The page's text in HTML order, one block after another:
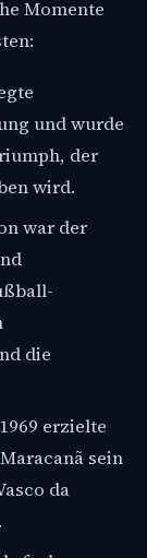
Momente
und wurde
der
wird.
war der
die
erzielte
sein
da